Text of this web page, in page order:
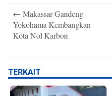
navigation
← Makassar Gandeng
Yokohama Kembangkan
Kota Nol Karbon
TERKAIT